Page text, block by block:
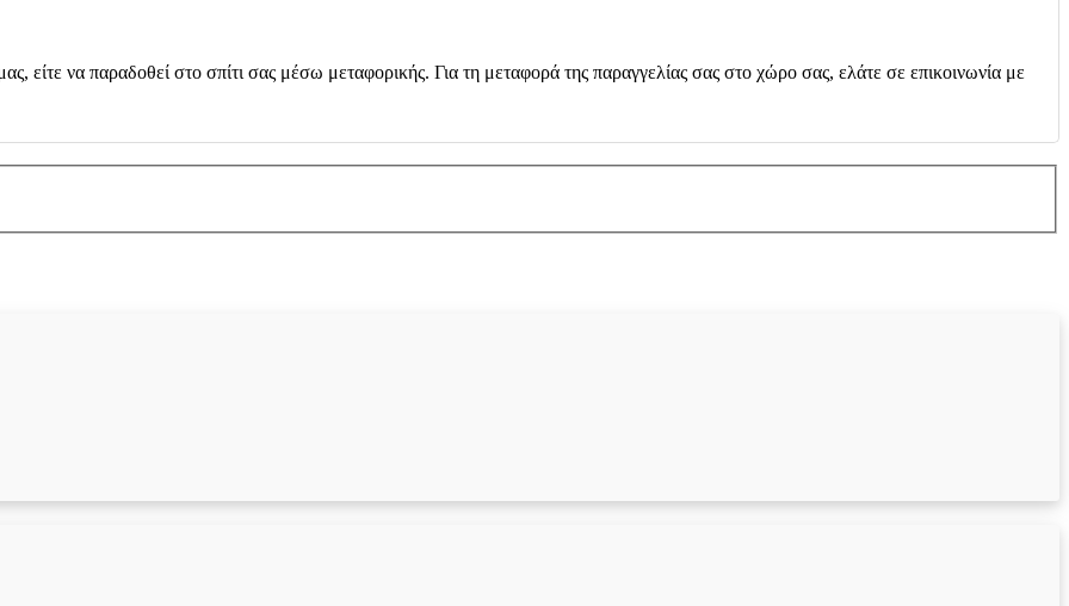
είτε να παραδοθεί στο σπίτι σας μέσω μεταφορικής. Για τη μεταφορά της παραγγελίας σας στο χώρο σας, ελάτε σε επικοινωνία με